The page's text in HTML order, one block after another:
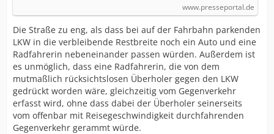
www.presseportal.de
Die Straße zu eng, als dass bei auf der Fahrbahn parkenden
LKW in die verbleibende Restbreite noch ein Auto und eine
Radfahrerin nebeneinander passen würden. Außerdem ist
es unmöglich, dass eine Radfahrerin, die von dem
mutmaßlich rücksichtslosen Überholer gegen den LKW
gedrückt worden wäre, gleichzeitig vom Gegenverkehr
erfasst wird, ohne dass dabei der Überholer seinerseits
vom offenbar mit Reisegeschwindigkeit durchfahrenden
Gegenverkehr gerammt würde.